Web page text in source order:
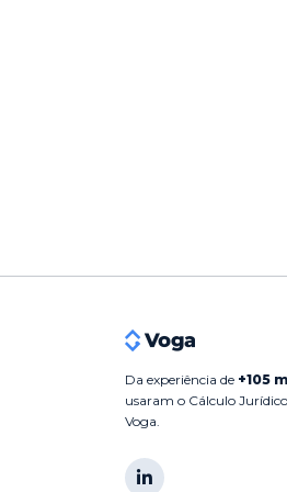
Da experiência de +105
usaram o Cálculo
Voga.